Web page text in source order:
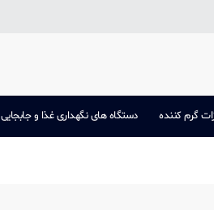
گرم کننده دستگاه های نگهداری غذا و جابجایی